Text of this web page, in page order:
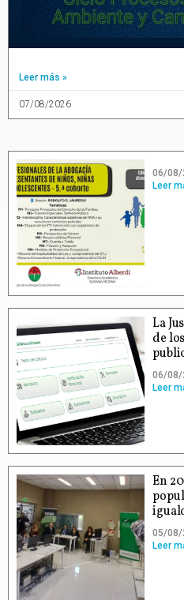
Leer más »
07/08/2026
06/08/
Leer
La
de
06/08/
Leer
En
05/08/
Leer